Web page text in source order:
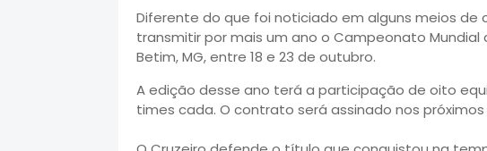
Diferente do que foi noticiado em alguns meios de
transmitir por mais um ano o Campeonato
Betim, MG, entre 18 e 23 de outubro.
A edição desse ano terá a participação de oito
times cada. O contrato será assinado nos próximos